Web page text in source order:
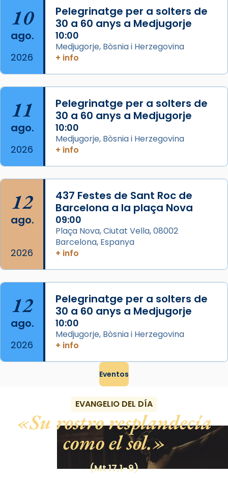
Jaume, fill de Zebedeu, és juntament amb el
seu germà Joan i Pere un dels que
acompanyava més de prop Jesús.
Segons el llibre dels Fets (12,2) fou el primer
apòstol màrtir, decapitat a Jerusalem per
Herodes Agripa (vers l'any 44).
Patró de Galícia, després de les invasions
musulmanes fou venerat com a patró dels
Regnes castellans i més tard de tota
Espanya.
View on Facebook · Share
10
ago.
2026
Pelegrinatge per a solters de
30 a 60 anys a Medjugorje
10:00
Medjugorje, Bòsnia i Herzegovina
+ info
11
ago.
2026
Pelegrinatge per a solters de
30 a 60 anys a Medjugorje
10:00
Medjugorje, Bòsnia i Herzegovina
+ info
12
ago.
2026
437 Festes de Sant Roc de
Barcelona a la plaça Nova
09:00
Plaça Nova, Ciutat Vella, 08002
Barcelona, Espanya
+ info
12
ago.
2026
Pelegrinatge per a solters de
30 a 60 anys a Medjugorje
10:00
Medjugorje, Bòsnia i Herzegovina
+ info
Eventos
EVANGELIO DEL DÍA
Su rostro resplandecía
como el sol.
(Mt 17,1-9)